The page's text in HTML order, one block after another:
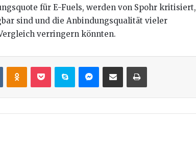
für E-Fuels, werden von Spohr kritisiert,
sind und die Anbindungsqualität vieler
verringern könnten.
VKontakteOdnoklassniki
PocketSkype Messenger
Teile per E-Mail Drucken